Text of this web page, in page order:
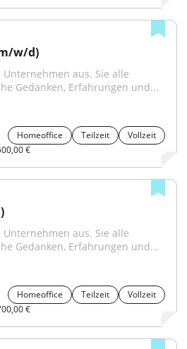
w/d)
aus. Sie alle
Gedanken, Erfahrungen und...
Homeoffice Teilzeit
Vollzeit
€
aus. Sie alle
Gedanken, Erfahrungen und...
Homeoffice Teilzeit
Vollzeit
€